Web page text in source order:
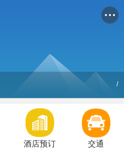
/
酒店预订 交通